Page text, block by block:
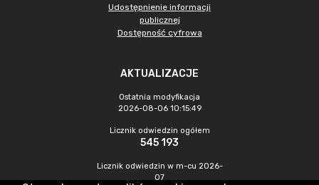
Udostępnienie informacji
publicznej
Dostępność cyfrowa
AKTUALIZACJE
Ostatnia modyfikacja
2026-08-06 10:15:49
Licznik odwiedzin ogółem
545 193
Licznik odwiedzin w m-cu 2026-
07